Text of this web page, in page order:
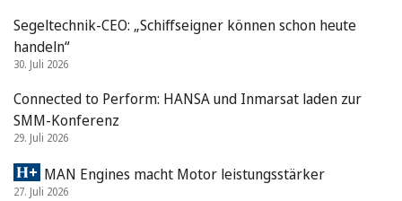
Segeltechnik-CEO: „Schiffseigner können schon heute
handeln“
30. Juli 2026
Connected to Perform: HANSA und Inmarsat laden zur
SMM-Konferenz
29. Juli 2026
MAN Engines macht Motor leistungsstärker
27. Juli 2026